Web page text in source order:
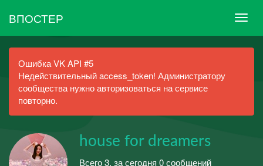
ВПОСТЕР
Ошибка VK API #5
Недействительный access_token! Администратору
сообщества нужно авторизоваться на сервисе
повторно.
house for dreamers
Всего 3, за сегодня 0 сообщений